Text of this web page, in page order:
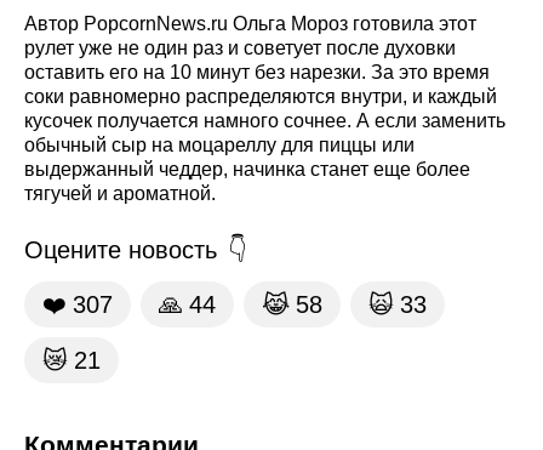
Автор PopcornNews.ru Ольга Мороз готовила этот
рулет уже не один раз и советует после духовки
оставить его на 10 минут без нарезки. За это время
соки равномерно распределяются внутри, и каждый
кусочек получается намного сочнее. А если заменить
обычный сыр на моцареллу для пиццы или
выдержанный чеддер, начинка станет еще более
тягучей и ароматной.
Оцените новость
❤️ 307 🙏 44 😹 58 🙀 33
😿 21